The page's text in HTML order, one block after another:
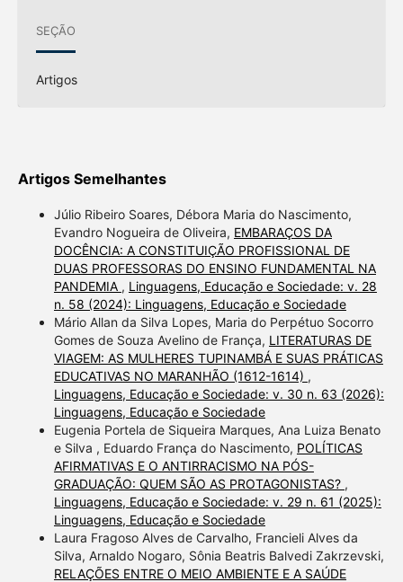
SEÇÃO
Artigos
Artigos Semelhantes
Júlio Ribeiro Soares, Débora Maria do Nascimento,
Evandro Nogueira de Oliveira, EMBARAÇOS DA
DOCÊNCIA: A CONSTITUIÇÃO PROFISSIONAL DE
DUAS PROFESSORAS DO ENSINO FUNDAMENTAL NA
PANDEMIA , Linguagens, Educação e Sociedade: v. 28
n. 58 (2024): Linguagens, Educação e Sociedade
Mário Allan da Silva Lopes, Maria do Perpétuo Socorro
Gomes de Souza Avelino de França, LITERATURAS DE
VIAGEM: AS MULHERES TUPINAMBÁ E SUAS PRÁTICAS
EDUCATIVAS NO MARANHÃO (1612-1614) ,
Linguagens, Educação e Sociedade: v. 30 n. 63 (2026):
Linguagens, Educação e Sociedade
Eugenia Portela de Siqueira Marques, Ana Luiza Benato
e Silva , Eduardo França do Nascimento, POLÍTICAS
AFIRMATIVAS E O ANTIRRACISMO NA PÓS-
GRADUAÇÃO: QUEM SÃO AS PROTAGONISTAS? ,
Linguagens, Educação e Sociedade: v. 29 n. 61 (2025):
Linguagens, Educação e Sociedade
Laura Fragoso Alves de Carvalho, Francieli Alves da
Silva, Arnaldo Nogaro, Sônia Beatris Balvedi Zakrzevski,
RELAÇÕES ENTRE O MEIO AMBIENTE E A SAÚDE